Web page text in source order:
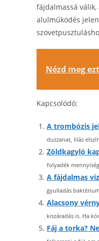
fájdalmassá
alulműködés
Nézd meg
Kapcsolódó:
A trombózis
duzzanat, lilás
Zöldkagyló
folyadék
A fájdalmas
gyulladás
Alacsony
kiszáradás is. Ha
Fáj a torka?